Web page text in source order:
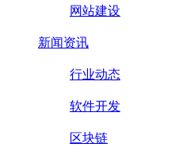
网站建设
新闻资讯
行业动态
软件开发
区块链